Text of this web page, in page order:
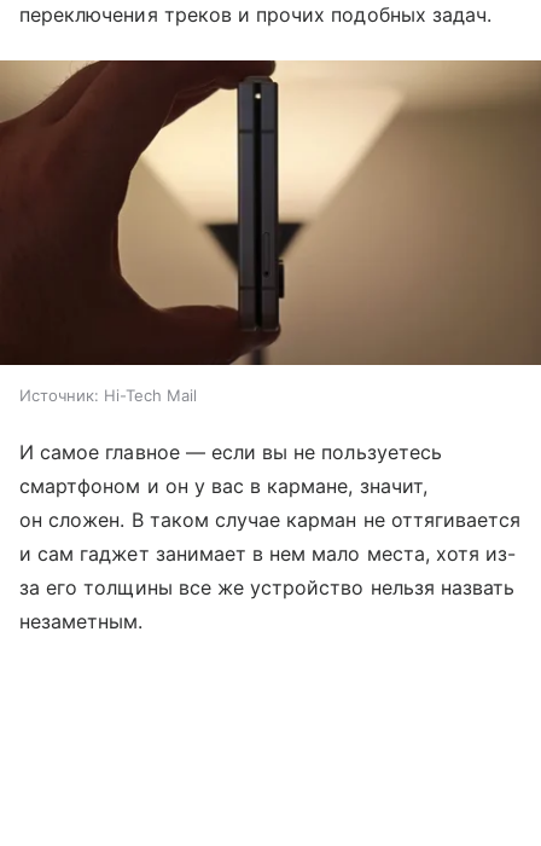
переключения треков и прочих подобных задач.
Источник: Hi-Tech Mail
И самое главное — если вы не пользуетесь
смартфоном и он у вас в кармане, значит,
он сложен. В таком случае карман не оттягивается
и сам гаджет занимает в нем мало места, хотя из-
за его толщины все же устройство нельзя назвать
незаметным.